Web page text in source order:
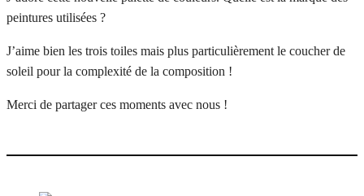
peintures utilisées ?
J’aime bien les trois toiles mais plus particulièrement le coucher de
soleil pour la complexité de la composition !
Merci de partager ces moments avec nous !